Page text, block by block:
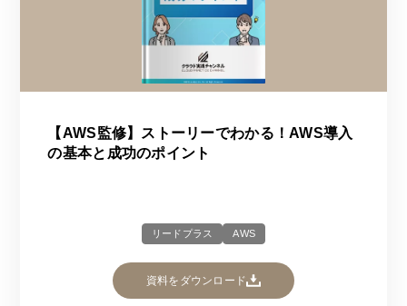
【AWS監修】ストーリーでわかる！AWS導入
の基本と成功のポイント
リードプラス AWS
資料をダウンロード